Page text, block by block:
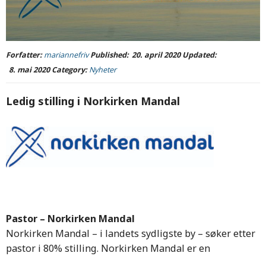
Forfatter:mariannefrivPublished: 20. april 2020Updated:
8. mai 2020 Category:Nyheter
Ledig stilling i Norkirken Mandal
Pastor – Norkirken Mandal
Norkirken Mandal – i landets sydligste by – søker etter
pastor i 80% stilling. Norkirken Mandal er en